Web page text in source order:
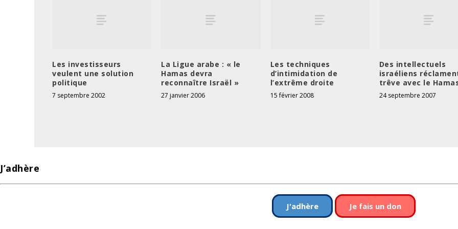
Les investisseurs
veulent une solution
politique
7 septembre 2002
La Ligue arabe : « le
Hamas devra
reconnaître Israël »
27 janvier 2006
Les techniques
d’intimidation de
l’extrême droite
15 février 2008
Des intellectuels
israéliens
trêve avec le
24 septembre 2007
J’adhère
J'adhère Je fais un don